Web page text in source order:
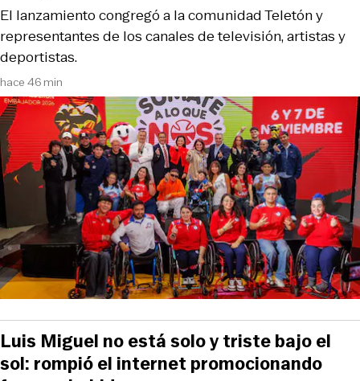
hace 46 min
El lanzamiento congregó a la comunidad Teletón y
representantes de los canales de televisión, artistas y
deportistas.
Luis Miguel no está solo y triste bajo el
sol: rompió el internet promocionando